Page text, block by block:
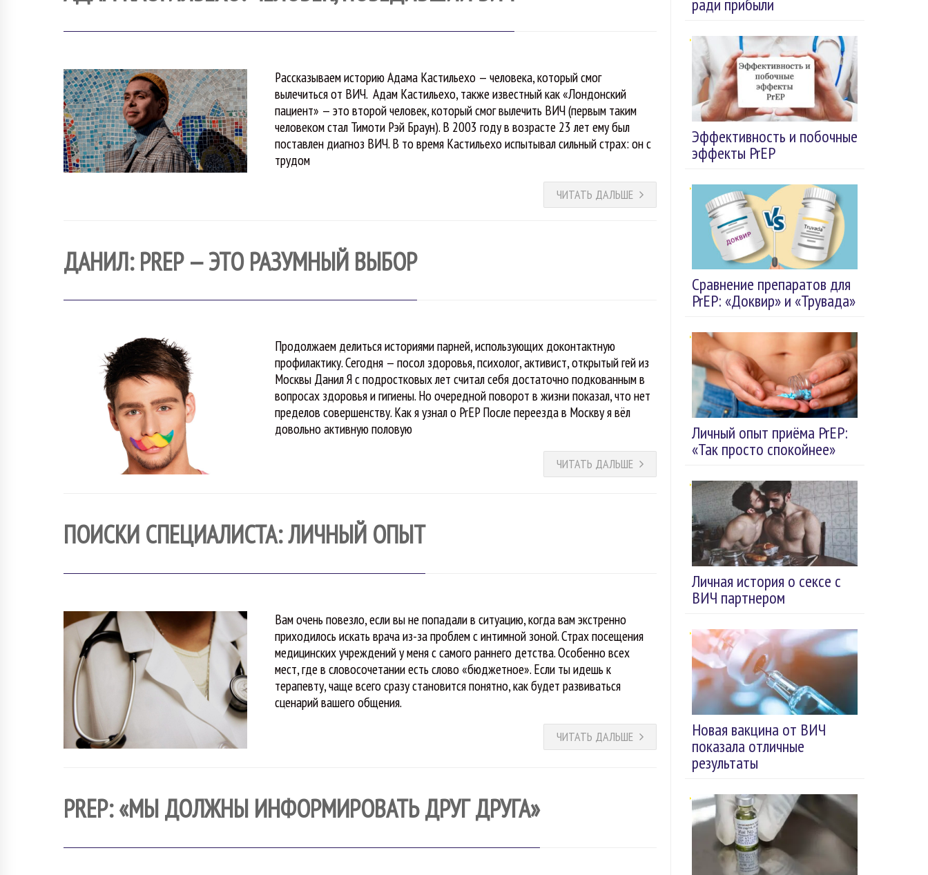
ради прибыли
Эффективность и побочные
эффекты PrEP
Сравнение препаратов для
PrEP: «Доквир» и «Трувада»
Личный опыт приёма PrEP:
«Так просто спокойнее»
Личная история о сексе с
ВИЧ партнером
Новая вакцина от ВИЧ
показала отличные
результаты
Рассказываем историю Адама Кастильехо — человека, который смог
вылечиться от ВИЧ. Адам Кастильехо, также известный как «Лондонский
пациент» — это второй человек, который смог вылечить ВИЧ (первым таким
человеком стал Тимоти Рэй Браун). В 2003 году в возрасте 23 лет ему был
поставлен диагноз ВИЧ. В то время Кастильехо испытывал сильный страх: он с
трудом
ЧИТАТЬ ДАЛЬШЕ
ДАНИЛ: PREP — ЭТО РАЗУМНЫЙ ВЫБОР
Продолжаем делиться историями парней, использующих доконтактную
профилактику. Сегодня — посол здоровья, психолог, активист, открытый гей из
Москвы Данил Я с подростковых лет считал себя достаточно подкованным в
вопросах здоровья и гигиены. Но очередной поворот в жизни показал, что нет
пределов совершенству. Как я узнал о PrEP После переезда в Москву я вёл
довольно активную половую
ЧИТАТЬ ДАЛЬШЕ
ПОИСКИ СПЕЦИАЛИСТА: ЛИЧНЫЙ ОПЫТ
Вам очень повезло, если вы не попадали в ситуацию, когда вам экстренно
приходилось искать врача из-за проблем с интимной зоной. Страх посещения
медицинских учреждений у меня с самого раннего детства. Особенно всех
мест, где в словосочетании есть слово «бюджетное». Если ты идешь к
терапевту, чаще всего сразу становится понятно, как будет развиваться
сценарий вашего общения.
ЧИТАТЬ ДАЛЬШЕ
PREP: «МЫ ДОЛЖНЫ ИНФОРМИРОВАТЬ ДРУГ ДРУГА»